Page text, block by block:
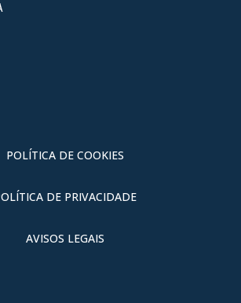
POLÍTICA DE COOKIES
DE PRIVACIDADE
AVISOS LEGAIS